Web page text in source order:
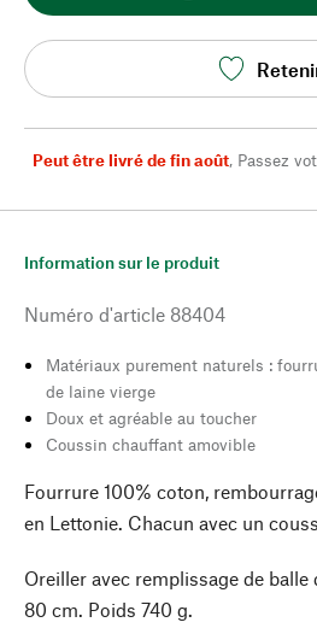
Peut être livré de fin août, Passez
Information sur le produit
Numéro d'article 88404
Matériaux purement naturels :
de laine vierge
Doux et agréable au toucher
Coussin chauffant amovible
Fourrure 100% coton,
en Lettonie. Chacun avec un
Oreiller avec remplissage de
80 cm. Poids 740 g.